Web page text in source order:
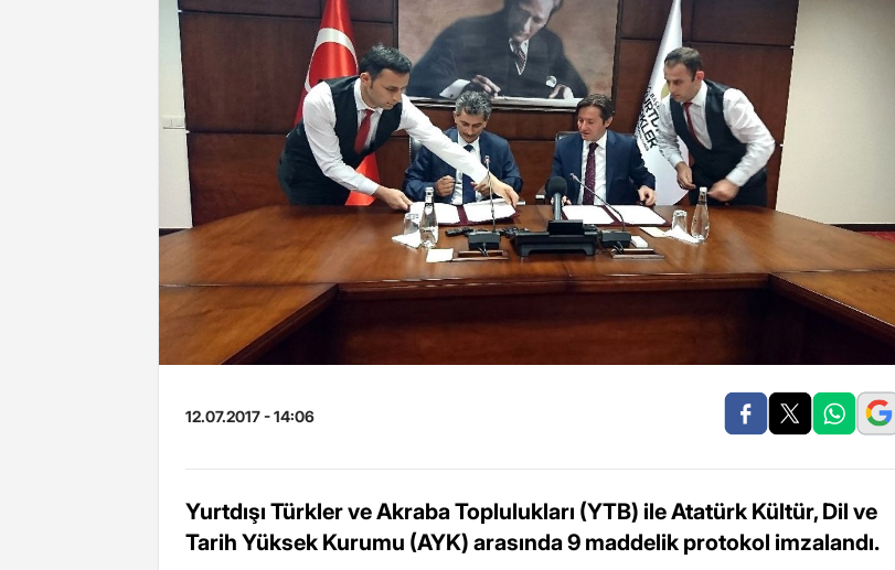
12.07.2017 - 14:06
Yurtdışı Türkler ve Akraba Toplulukları (YTB) ile Atatürk Kültür, Dil ve
Tarih Yüksek Kurumu (AYK) arasında 9 maddelik protokol imzalandı.